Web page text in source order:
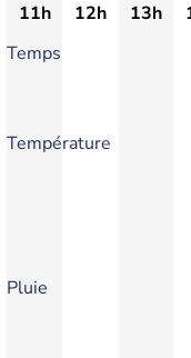
11h 12h 13h
Temps
Température
Pluie